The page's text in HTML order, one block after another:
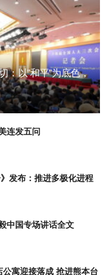
：以”和平”为底色，
连发五问
发布：推进多极化进程
中国专场讲话全文
寓迎接落成 抢进熊本台